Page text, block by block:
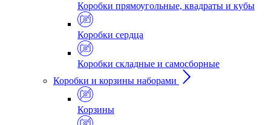
Коробки прямоугольные, квадраты и кубы
Коробки сердца
Коробки складные и самосборные
Коробки и корзины наборами
Корзины